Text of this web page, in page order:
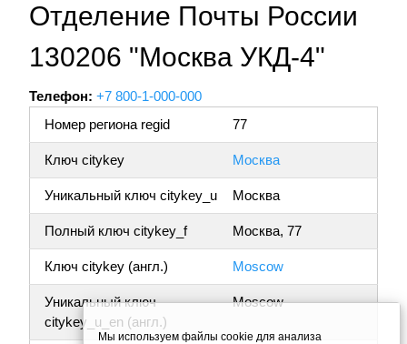
Отделение Почты России
130206 "Москва УКД-4"
Телефон: +7 800-1-000-000
Номер региона regid
77
Ключ citykey Москва
Уникальный ключ citykey_u Москва
Полный ключ citykey_f Москва, 77
Ключ citykey (англ.) Moscow
Уникальный ключ
citykey_u_en (англ.)
Moscow
Мы используем файлы cookie для анализа